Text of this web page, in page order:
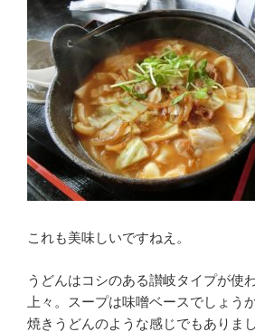
これも美味しいですねえ。
うどんはコシのある讃岐タイプが使
上々。スープは味噌ベースでしょう
焼きうどんのような感じでもありまし